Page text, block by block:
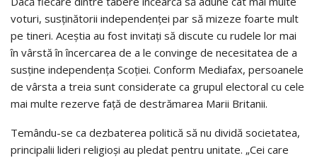
voturi, susţinătorii independenţei par să mizeze foarte mult
pe tineri. Aceştia au fost invitaţi să discute cu rudele lor mai
în vârstă în încercarea de a le convinge de necesitatea de a
susţine independenţa Scoţiei. Conform Mediafax, persoanele
de vârsta a treia sunt considerate ca grupul electoral cu cele
mai multe rezerve faţă de destrămarea Marii Britanii.
Temându-se ca dezbaterea politică să nu dividă societatea,
principalii lideri religioşi au pledat pentru unitate. „Cei care